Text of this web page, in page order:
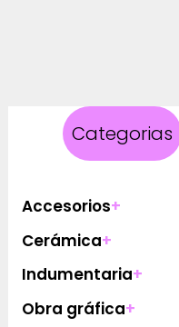
Categorias
Accesorios+
Cerámica+
Indumentaria+
Obra gráfica+